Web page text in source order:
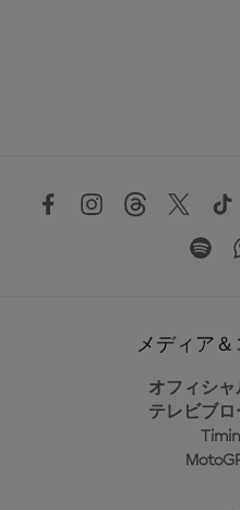
メディア
オフィシ
テレビブロ